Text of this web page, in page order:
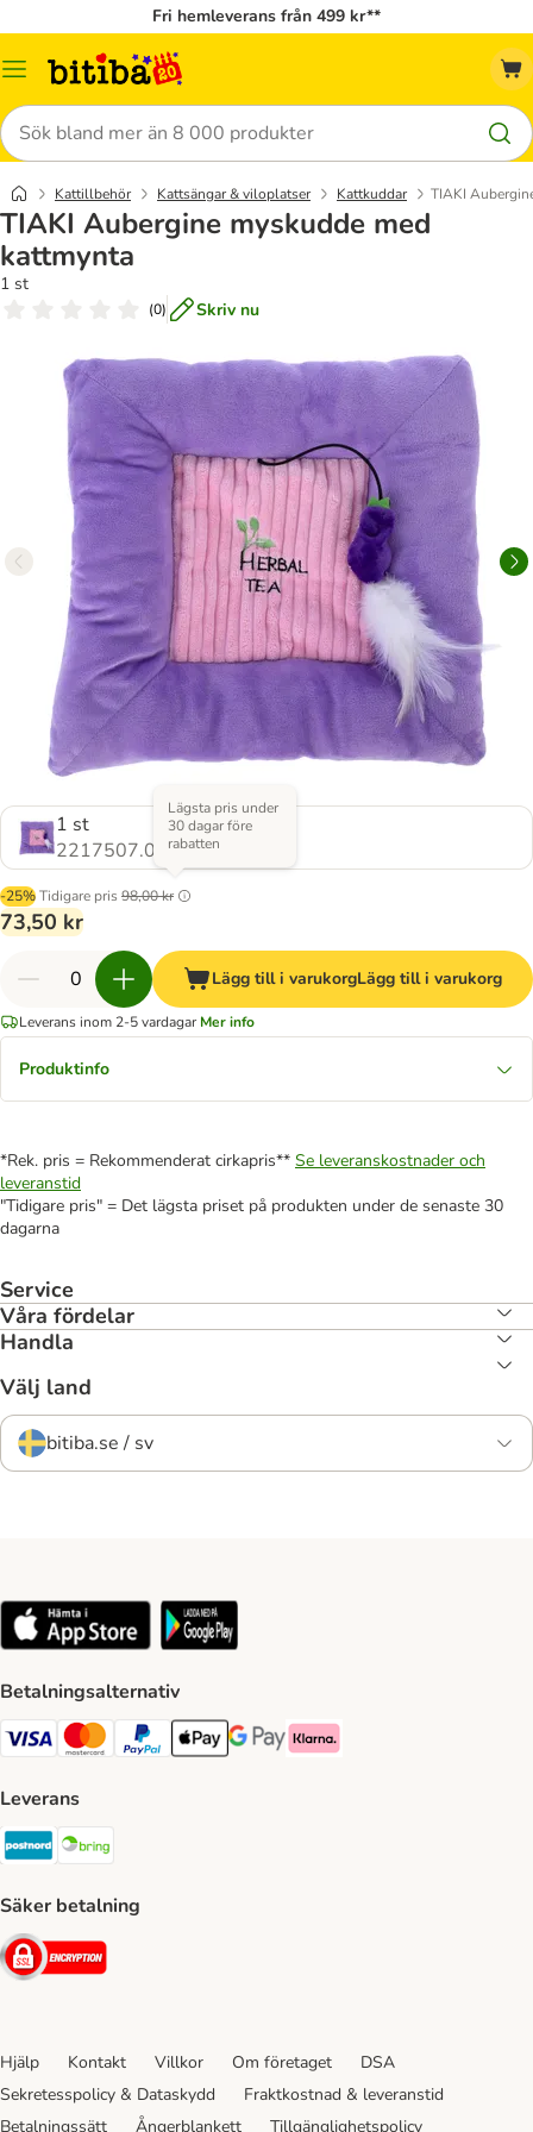
Fri hemleverans från 499 kr**
Meny
Sök
Kattillbehör Kattsängar & viloplatser Kattkuddar TIAKI
TIAKI Aubergine myskudde med
kattmynta
1 st
(0) Skriv nu
1 st
2217507.0
-25%Tidigare pris 98,00 kr
Lägsta pris under
30 dagar före
rabatten
73,50 kr
Lägg till i varukorgLägg till i varukorg
Leverans inom 2-5 vardagar Mer info
Produktinfo
*Rek. pris = Rekommenderat cirkapris** Se leveranskostnader och
leveranstid
"Tidigare pris" = Det lägsta priset på produkten under de senaste 30
dagarna
Service
Våra fördelar
Handla
Välj land
bitiba.se / sv
Betalningsalternativ
VISA Payment Method
Mastercard Payment Method
Paypal Payment Method
Apple Pay Payment Method
Google Pay Payment Method
Klarna Payment Method
Leverans
Postnord Shipping Method
Säker betalning
Security
Hjälp Kontakt Villkor Om företaget
DSA
Sekretesspolicy & Dataskydd
Fraktkostnad & leveranstid
Betalningssätt
Ångerblankett Tillgänglighetspolicy